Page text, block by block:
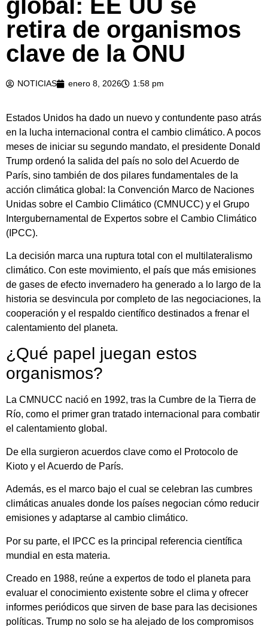
global: EE UU se
retira de organismos
clave de la ONU
NOTICIAS enero 8, 2026 1:58 pm
Estados Unidos ha dado un nuevo y contundente paso atrás
en la lucha internacional contra el cambio climático. A pocos
meses de iniciar su segundo mandato, el presidente Donald
Trump ordenó la salida del país no solo del Acuerdo de
París, sino también de dos pilares fundamentales de la
acción climática global: la Convención Marco de Naciones
Unidas sobre el Cambio Climático (CMNUCC) y el Grupo
Intergubernamental de Expertos sobre el Cambio Climático
(IPCC).
La decisión marca una ruptura total con el multilateralismo
climático. Con este movimiento, el país que más emisiones
de gases de efecto invernadero ha generado a lo largo de la
historia se desvincula por completo de las negociaciones, la
cooperación y el respaldo científico destinados a frenar el
calentamiento del planeta.
¿Qué papel juegan estos
organismos?
La CMNUCC nació en 1992, tras la Cumbre de la Tierra de
Río, como el primer gran tratado internacional para combatir
el calentamiento global.
De ella surgieron acuerdos clave como el Protocolo de
Kioto y el Acuerdo de París.
Además, es el marco bajo el cual se celebran las cumbres
climáticas anuales donde los países negocian cómo reducir
emisiones y adaptarse al cambio climático.
Por su parte, el IPCC es la principal referencia científica
mundial en esta materia.
Creado en 1988, reúne a expertos de todo el planeta para
evaluar el conocimiento existente sobre el clima y ofrecer
informes periódicos que sirven de base para las decisiones
políticas. Trump no solo se ha alejado de los compromisos